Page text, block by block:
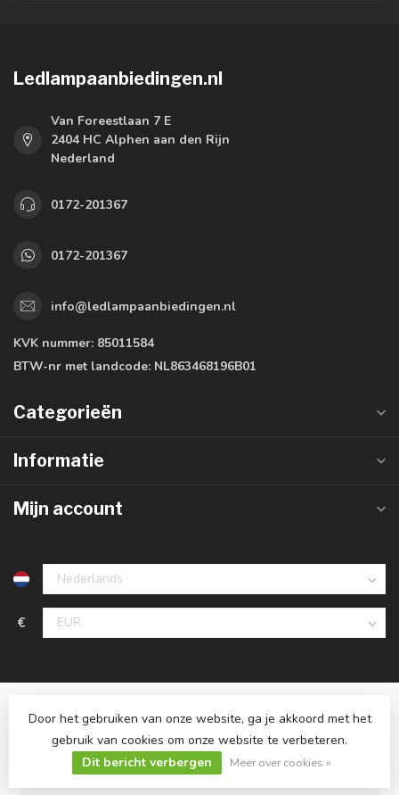
Ledlampaanbiedingen.nl
Van Foreestlaan 7 E
2404 HC Alphen aan den Rijn
Nederland
0172-201367
0172-201367
info@ledlampaanbiedingen.nl
KVK nummer: 85011584
BTW-nr met landcode: NL863468196B01
Categorieën
Informatie
Mijn account
€
© Copyright 2026 Ledlampaanbiedingen.nl
Door het gebruiken van onze website, ga je akkoord met het
gebruik van cookies om onze website te verbeteren.
Dit bericht verbergen
Meer over cookies »